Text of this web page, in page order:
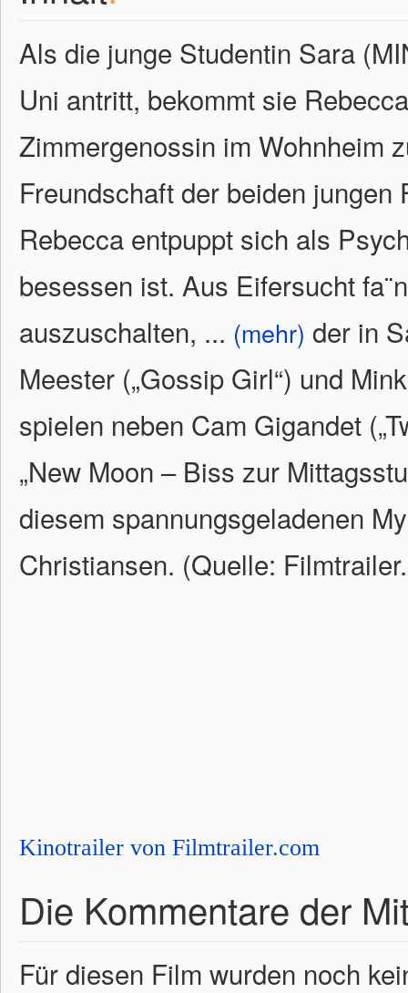
Als die junge Studentin Sara
Uni antritt, bekommt sie
Zimmergenossin im Wohnheim
Freundschaft der beiden jungen
Rebecca entpuppt sich als
besessen ist. Aus Eifersucht
auszuschalten, ... (mehr) der in
Meester („Gossip Girl“) und
spielen neben Cam Gigandet
„New Moon – Biss zur
diesem spannungsgeladenen
Christiansen. (Quelle:
Kinotrailer von Filmtrailer.com
Die Kommentare der
Für diesen Film wurden noch